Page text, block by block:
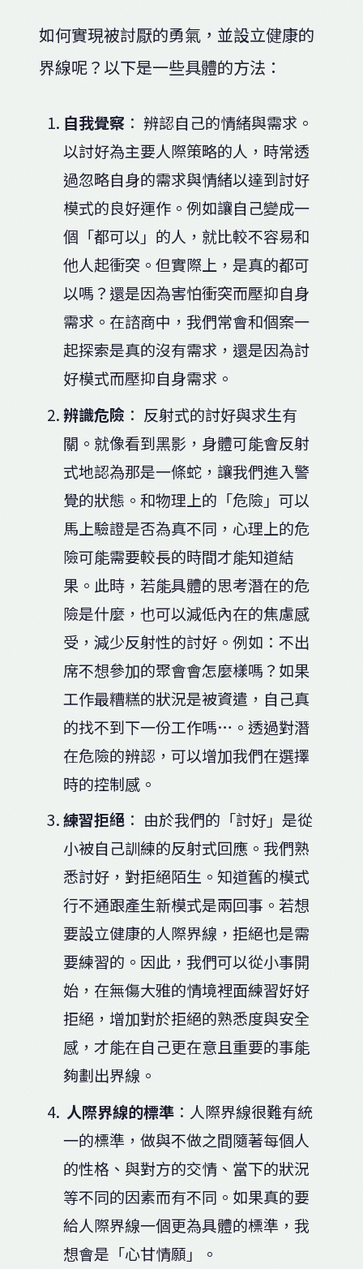
如何實現被討厭的勇氣，並設立健康的
界線呢？以下是一些具體的方法：
自我覺察 ： 辨認自己的情緒與需求。
以討好為主要人際策略的人，時常透
過忽略自身的需求與情緒以達到討好
模式的良好運作。例如讓自己變成一
個「都可以」的人，就比較不容易和
他人起衝突。但實際上，是真的都可
以嗎？還是因為害怕衝突而壓抑自身
需求。在諮商中，我們常會和個案一
起探索是真的沒有需求，還是因為討
好模式而壓抑自身需求。
辨識危險 ： 反射式的討好與求生有
關。就像看到黑影，身體可能會反射
式地認為那是一條蛇，讓我們進入警
覺的狀態。和物理上的「危險」可以
馬上驗證是否為真不同，心理上的危
險可能需要較長的時間才能知道結
果。此時，若能具體的思考潛在的危
險是什麼，也可以減低內在的焦慮感
受，減少反射性的討好。例如：不出
席不想參加的聚會會怎麼樣嗎？如果
工作最糟糕的狀況是被資遣，自己真
的找不到下一份工作嗎…。透過對潛
在危險的辨認，可以增加我們在選擇
時的控制感。
練習拒絕 ： 由於我們的「討好」是從
小被自己訓練的反射式回應。我們熟
悉討好，對拒絕陌生。知道舊的模式
行不通跟產生新模式是兩回事。若想
要設立健康的人際界線，拒絕也是需
要練習的。因此，我們可以從小事開
始，在無傷大雅的情境裡面練習好好
拒絕，增加對於拒絕的熟悉度與安全
感，才能在自己更在意且重要的事能
夠劃出界線。
人際界線的標準 ：人際界線很難有統
一的標準，做與不做之間隨著每個人
的性格、與對方的交情、當下的狀況
等不同的因素而有不同。如果真的要
給人際界線一個更為具體的標準，我
想會是「心甘情願」。